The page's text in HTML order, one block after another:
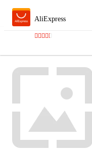
AliExpress